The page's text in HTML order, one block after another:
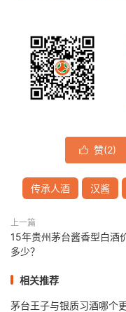
 赞(2)
传承人酒 汉酱
上一篇
15年贵州茅台酱香型白酒
多少？
相关推荐
茅台王子与银质习酒哪个